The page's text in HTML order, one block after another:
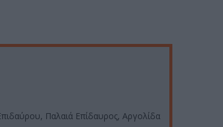
Παλαιά Επίδαυρος, Αργολίδα